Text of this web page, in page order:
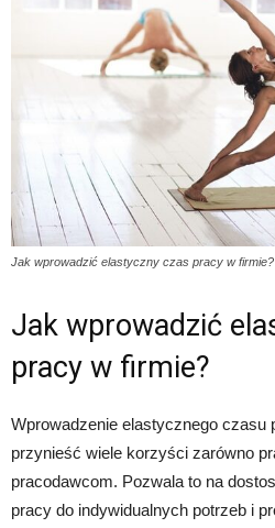
Jak wprowadzić elastyczny czas pracy w firmie?
Jak wprowadzić
pracy w firmie?
Wprowadzenie elastycznego czasu
przynieść wiele korzyści zarówno
pracodawcom. Pozwala to na
pracy do indywidualnych potrzeb i